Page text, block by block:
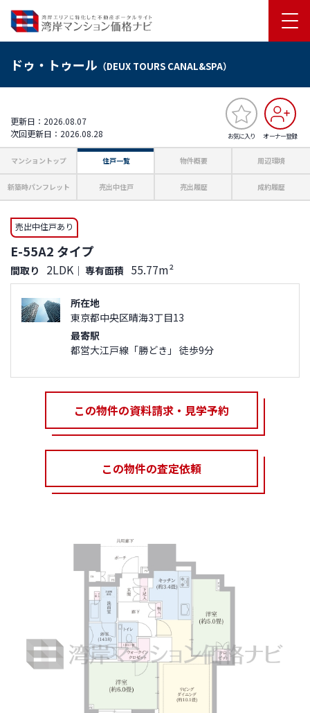
ドゥ・トゥール （DEUX TOURS CANAL&SPA）
お気に入り オーナー登録
更新日：2026.08.07
次回更新日：2026.08.28
マンショントップ 住戸一覧 物件概要 周辺環境
新築時パンフレット 売出中住戸 売出履歴 成約履歴
売出中住戸あり
E-55A2 タイプ
間取り 2LDK ｜ 専有面積 55.77m²
所在地
東京都中央区晴海3丁目13
最寄駅
都営大江戸線「勝どき」 徒歩9分
この物件の資料請求・見学予約
この物件の査定依頼